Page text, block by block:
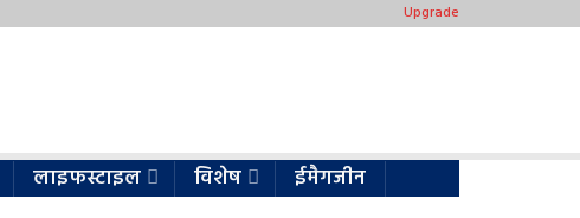
Upgrade
लाइफस्टाइल विशेष ईमैगजीन